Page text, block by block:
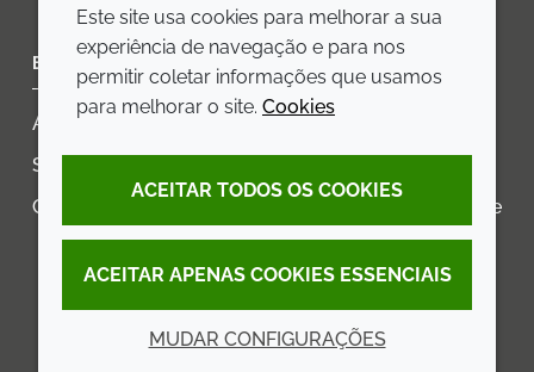
LinkedInYoutubeLine
EMPRESA
Annual Report
Sustainability Report
Croda.com
LEGAL
Termos e condições
Declaração de Acessibilidade
Este site usa cookies para melhorar a sua
experiência de navegação e para nos
permitir coletar informações que usamos
para melhorar o site. Cookies
ACEITAR TODOS OS COOKIES
ACEITAR APENAS COOKIES ESSENCIAIS
MUDAR CONFIGURAÇÕES